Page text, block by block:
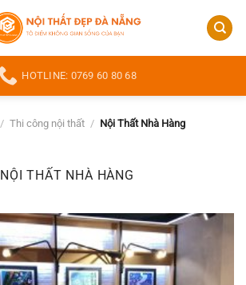
HOTLINE: 0769 60 80 68
/ Thi công nội thất / Nội Thất Nhà Hàng
NỘI THẤT NHÀ HÀNG